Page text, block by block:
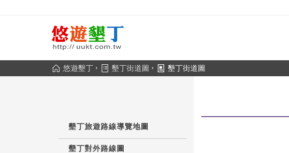
悠遊墾丁 › 墾丁街道圖 › 墾丁街道圖
墾丁旅遊路線導覽地圖
墾丁對外路線圖